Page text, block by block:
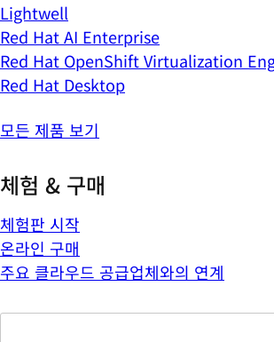
Lightwell
Red Hat AI Enterprise
Red Hat OpenShift Virtualization
Red Hat Desktop
모든 제품 보기
체험 & 구매
체험판 시작
온라인 구매
주요 클라우드 공급업체와의 연계